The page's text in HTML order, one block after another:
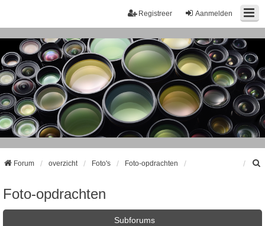
Aanmelden
Registreer
Forum overzicht Foto's Foto-opdrachten
Foto-opdrachten
Subforums